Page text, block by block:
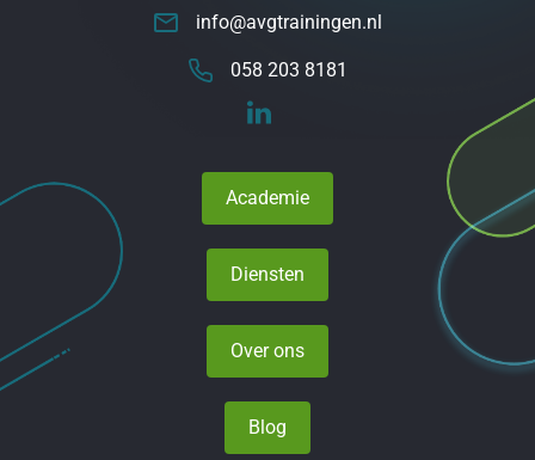
058 203 8181
info@avgtrainingen.nl
Academie
Diensten
Over ons
Blog